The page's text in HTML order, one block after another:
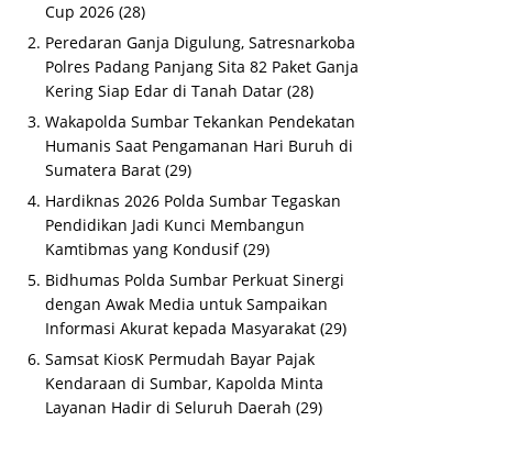
Cup 2026 (28)
Peredaran Ganja Digulung, Satresnarkoba
Polres Padang Panjang Sita 82 Paket Ganja
Kering Siap Edar di Tanah Datar (28)
Wakapolda Sumbar Tekankan Pendekatan
Humanis Saat Pengamanan Hari Buruh di
Sumatera Barat (29)
Hardiknas 2026 Polda Sumbar Tegaskan
Pendidikan Jadi Kunci Membangun
Kamtibmas yang Kondusif (29)
Bidhumas Polda Sumbar Perkuat Sinergi
dengan Awak Media untuk Sampaikan
Informasi Akurat kepada Masyarakat (29)
Samsat KiosK Permudah Bayar Pajak
Kendaraan di Sumbar, Kapolda Minta
Layanan Hadir di Seluruh Daerah (29)